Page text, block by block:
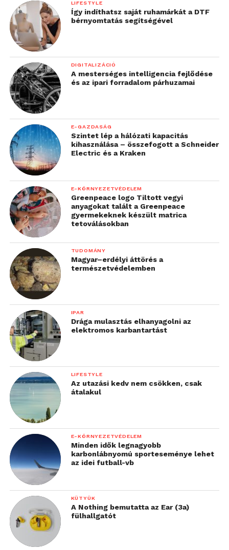
LIFESTYLE
Így indíthatsz saját ruhamárkát a DTF
bérnyomtatás segítségével
DIGITALIZÁCIÓ
A mesterséges intelligencia fejlődése
és az ipari forradalom párhuzamai
E-GAZDASÁG
Szintet lép a hálózati kapacitás
kihasználása – összefogott a Schneider
Electric és a Kraken
E-KÖRNYEZETVÉDELEM
Greenpeace logo Tiltott vegyi
anyagokat talált a Greenpeace
gyermekeknek készült matrica
tetoválásokban
TUDOMÁNY
Magyar–erdélyi áttörés a
természetvédelemben
IPAR
Drága mulasztás elhanyagolni az
elektromos karbantartást
LIFESTYLE
Az utazási kedv nem csökken, csak
átalakul
E-KÖRNYEZETVÉDELEM
Minden idők legnagyobb
karbonlábnyomú sporteseménye lehet
az idei futball-vb
KÜTYÜK
A Nothing bemutatta az Ear (3a)
fülhallgatót